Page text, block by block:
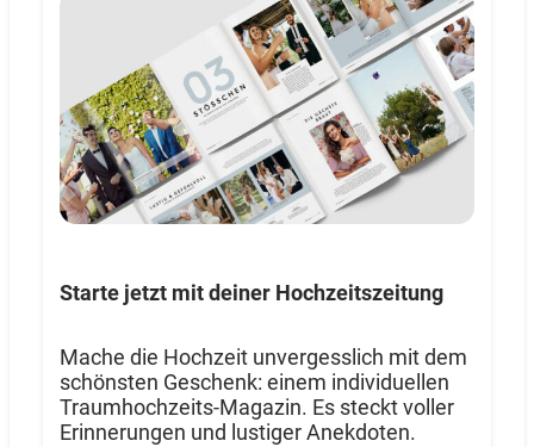
Starte jetzt mit deiner Hochzeitszeitung
Mache die Hochzeit unvergesslich mit dem
schönsten Geschenk: einem individuellen
Traumhochzeits-Magazin. Es steckt voller
Erinnerungen und lustiger Anekdoten.